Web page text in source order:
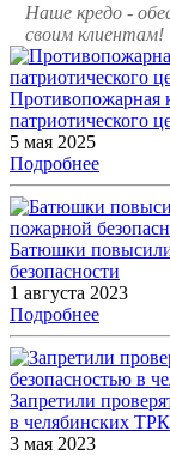
Наше кредо -
своим клиентам!
Противопожарная
патриотического
5 мая 2025
Подробнее
Батюшки
безопасности
1 августа 2023
Подробнее
Запретили
в челябинских ТРК
3 мая 2023